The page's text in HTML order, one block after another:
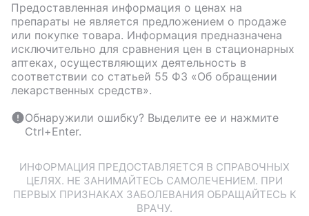
Предоставленная информация о ценах на
препараты не является предложением о продаже
или покупке товара. Информация предназначена
исключительно для сравнения цен в стационарных
аптеках, осуществляющих деятельность в
соответствии со статьей 55 ФЗ «Об обращении
лекарственных средств».
Обнаружили ошибку? Выделите ее и нажмите
Ctrl+Enter.
ИНФОРМАЦИЯ ПРЕДОСТАВЛЯЕТСЯ В СПРАВОЧНЫХ
ЦЕЛЯХ. НЕ ЗАНИМАЙТЕСЬ САМОЛЕЧЕНИЕМ. ПРИ
ПЕРВЫХ ПРИЗНАКАХ ЗАБОЛЕВАНИЯ ОБРАЩАЙТЕСЬ К
ВРАЧУ.